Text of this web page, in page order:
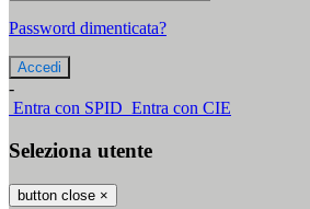
Password dimenticata?
-
Entra con SPID Entra con CIE
Seleziona utente
button close ×